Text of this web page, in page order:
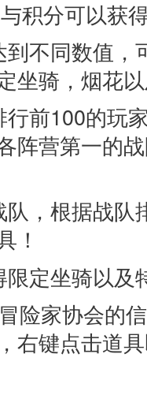
积分可以获
到不同数值
坐骑，烟花
行前100的玩
阵营第一的
队，根据战
！
限定坐骑以
险家协会的
右键点击道